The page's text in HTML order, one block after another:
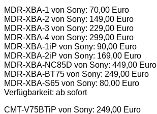
MDR-XBA-1 von Sony: 70,00 Euro
MDR-XBA-2 von Sony: 149,00 Euro
MDR-XBA-3 von Sony: 229,00 Euro
MDR-XBA-4 von Sony: 299,00 Euro
MDR-XBA-1iP von Sony: 90,00 Euro
MDR-XBA-2iP von Sony: 169,00 Euro
MDR-XBA-NC85D von Sony: 449,00 Euro
MDR-XBA-BT75 von Sony: 249,00 Euro
MDR-XBA-S65 von Sony: 80,00 Euro
Verfügbarkeit: ab sofort
CMT-V75BTiP von Sony: 249,00 Euro